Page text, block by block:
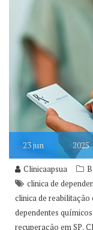
23jun 2025
Clinicaapsua
clinica de
clinica de reabilitação
dependentes
recuperação em SP,